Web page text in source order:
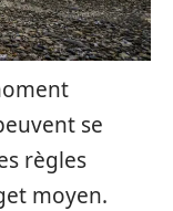
se
règles
moyen.